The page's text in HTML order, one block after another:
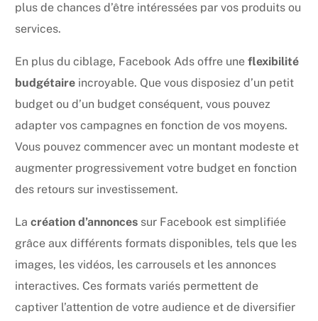
plus de chances d’être intéressées par vos produits ou
services.
En plus du ciblage, Facebook Ads offre uneflexibilité
budgétaire incroyable. Que vous disposiez d’un petit
budget ou d’un budget conséquent, vous pouvez
adapter vos campagnes en fonction de vos moyens.
Vous pouvez commencer avec un montant modeste et
augmenter progressivement votre budget en fonction
des retours sur investissement.
Lacréation d’annonces sur Facebook est simplifiée
grâce aux différents formats disponibles, tels que les
images, les vidéos, les carrousels et les annonces
interactives. Ces formats variés permettent de
captiver l’attention de votre audience et de diversifier